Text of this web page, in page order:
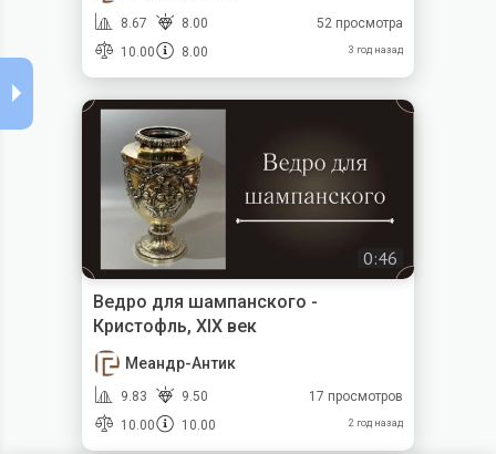
8.67
8.00
10.00
8.00
52 просмотра
3 год назад
0:46
Ведро для шампанского -
Кристофль, XIX век
Меандр-Антик
9.83
9.50
10.00
10.00
17 просмотров
2 год назад